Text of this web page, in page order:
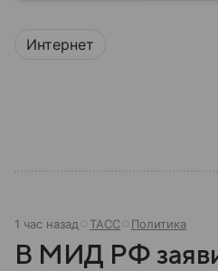
Интернет
1 час назад ТАСС Политика
В МИД РФ